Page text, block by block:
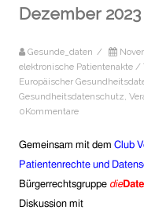
Dezember
Gesunde_daten /
elektronische Patientenakte
Europäischer
Gesundheitsdatenschutz,
0Kommentare
Gemeinsam mit dem Club
Patientenrechte und
Bürgerrechtsgruppe die
Diskussion mit